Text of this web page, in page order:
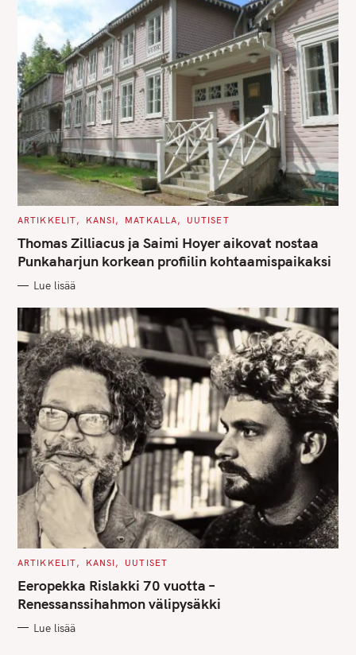
C
T
E
G
O
I
S
ARTIKKELIT KANSI MATKALLA UUTISET
Thomas Zilliacus ja Saimi Hoyer aikovat nostaa
Punkaharjun korkean profiilin kohtaamispaikaksi
Lue lisää
C
T
E
G
O
I
ARTIKKELIT KANSI UUTISET
Eeropekka Rislakki 70 vuotta –
Renessanssihahmon välipysäkki
Lue lisää